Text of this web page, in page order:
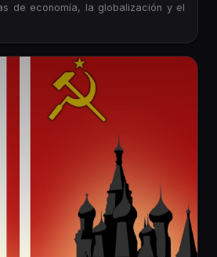
de economía, la globalización y el